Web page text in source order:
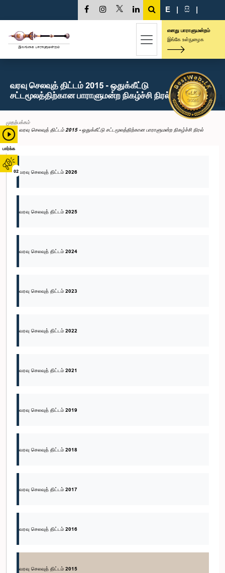
பார்க்க
02
E | සි |
எனது பாராளுமன்றம்
இங்கே உள்நுழைக
வரவு செலவுத் திட்டம் 2015 - ஒதுக்கீட்டு
சட்டமூலத்திற்கான பாராளுமன்ற நிகழ்ச்சி நிரல்
முதற்பக்கம்
வரவு செலவுத் திட்டம் 2015 - ஒதுக்கீட்டு சட்டமூலத்திற்கான பாராளுமன்ற நிகழ்ச்சி நிரல்
வரவு செலவுத் திட்டம் 2026
வரவு செலவுத் திட்டம் 2025
வரவு செலவுத் திட்டம் 2024
வரவு செலவுத் திட்டம் 2023
வரவு செலவுத் திட்டம் 2022
வரவு செலவுத் திட்டம் 2021
வரவு செலவுத் திட்டம் 2019
வரவு செலவுத் திட்டம் 2018
வரவு செலவுத் திட்டம் 2017
வரவு செலவுத் திட்டம் 2016
வரவு செலவுத் திட்டம் 2015